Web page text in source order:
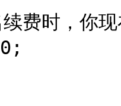
费时，你